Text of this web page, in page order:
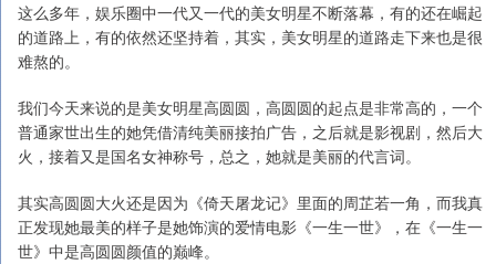
这么多年，娱乐圈中一代又一代的美女明星不断落幕，有的还在崛起
的道路上，有的依然还坚持着，其实，美女明星的道路走下来也是很
难熬的。
我们今天来说的是美女明星高圆圆，高圆圆的起点是非常高的，一个
普通家世出生的她凭借清纯美丽接拍广告，之后就是影视剧，然后大
火，接着又是国名女神称号，总之，她就是美丽的代言词。
其实高圆圆大火还是因为《倚天屠龙记》里面的周芷若一角，而我真
正发现她最美的样子是她饰演的爱情电影《一生一世》，在《一生一
世》中是高圆圆颜值的巅峰。